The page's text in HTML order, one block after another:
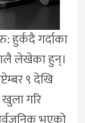
हुर्कदै गर्दाका
लेखेका हुन्।
९ देखि
खुला गरि